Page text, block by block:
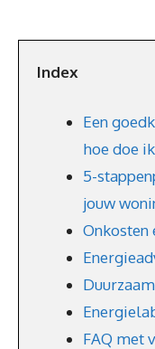
Index
Een
hoe doe
5-
jouw
Onkosten
FAQ met